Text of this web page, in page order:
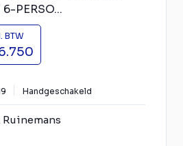
PERSO...
BTW
Handgeschakeld